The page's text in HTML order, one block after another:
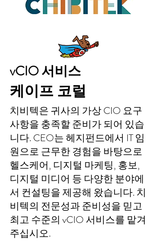
vCIO 서비스
케이프 코럴
치비텍은 귀사의 가상 CIO 요구
사항을 충족할 준비가 되어 있습
니다. CEO는 헤지펀드에서 IT 임
원으로 근무한 경험을 바탕으로
헬스케어, 디지털 마케팅, 홍보,
디지털 미디어 등 다양한 분야에
서 컨설팅을 제공해 왔습니다. 치
비텍의 전문성과 준비성을 믿고
최고 수준의 vCIO 서비스를 맡겨
주십시오.